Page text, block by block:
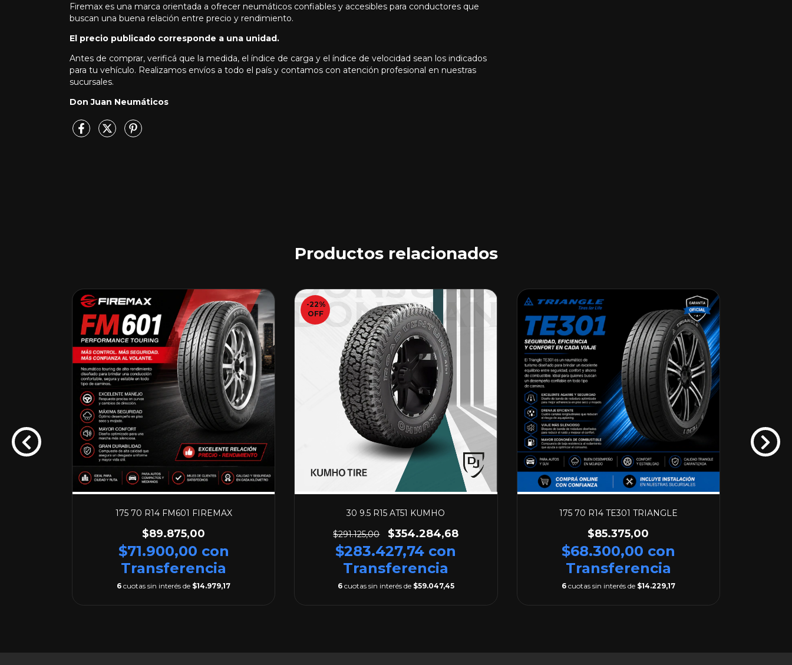
Firemax es una marca orientada a ofrecer neumáticos confiables y accesibles para conductores que
buscan una buena relación entre precio y rendimiento.
El precio publicado corresponde a una unidad.
Antes de comprar, verificá que la medida, el índice de carga y el índice de velocidad sean los indicados
para tu vehículo. Realizamos envíos a todo el país y contamos con atención profesional en nuestras
sucursales.
Don Juan Neumáticos
Productos relacionados
175 70 R14 FM601 FIREMAX
$89.875,00
$71.900,00 con
Transferencia
6 cuotas sin interés de $14.979,17
-22%
OFF
30 9.5 R15 AT51 KUMHO
$291.125,00
$354.284,68
$283.427,74 con
Transferencia
6 cuotas sin interés de $59.047,45
175 70 R14 TE301 TRIANGLE
$85.375,00
$68.300,00 con
Transferencia
6 cuotas sin interés de $14.229,17